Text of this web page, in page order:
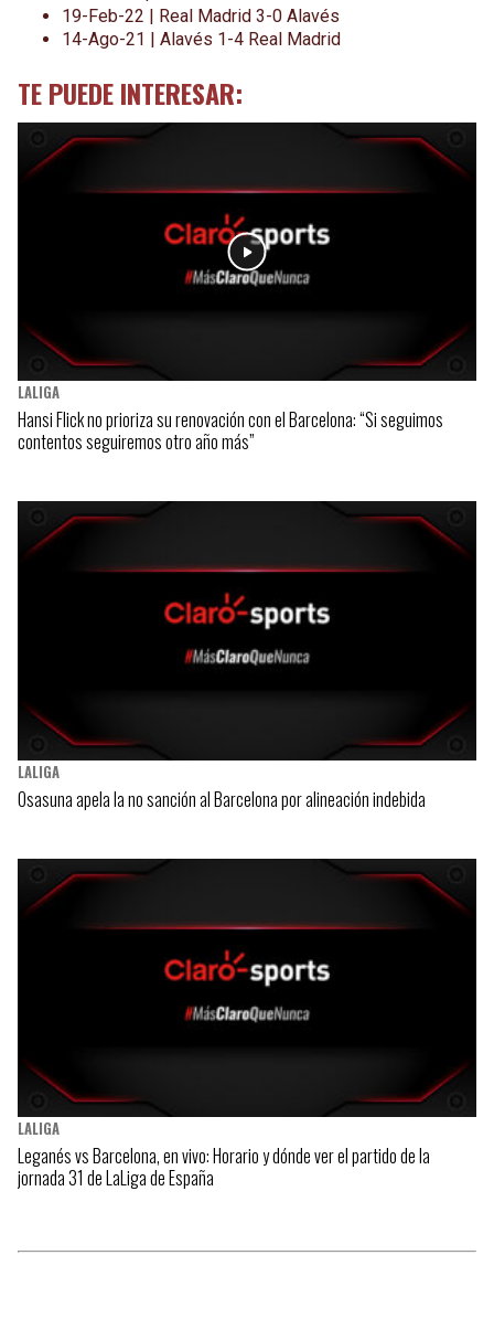
19-Feb-22 | Real Madrid 3-0 Alavés
14-Ago-21 | Alavés 1-4 Real Madrid
TE PUEDE INTERESAR:
LALIGA
Hansi Flick no prioriza su renovación con el Barcelona: “Si seguimos
contentos seguiremos otro año más”
LALIGA
Osasuna apela la no sanción al Barcelona por alineación indebida
LALIGA
Leganés vs Barcelona, en vivo: Horario y dónde ver el partido de la
jornada 31 de LaLiga de España